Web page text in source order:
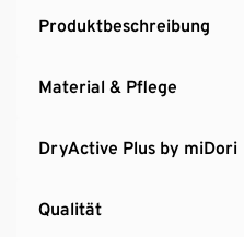
Produktbeschreibung
Material & Pflege
DryActive Plus by miDori
Qualität